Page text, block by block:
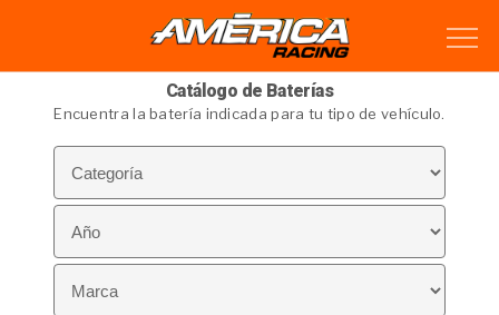
Catálogo de Baterías
Encuentra la batería indicada para tu tipo de vehículo.